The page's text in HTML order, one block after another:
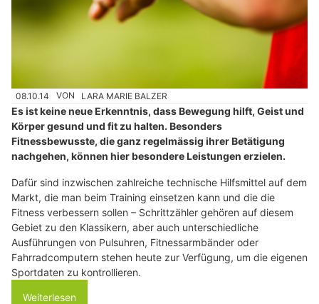
08.10.14 VON LARA MARIE BALZER
Es ist keine neue Erkenntnis, dass Bewegung hilft, Geist und
Körper gesund und fit zu halten. Besonders
Fitnessbewusste, die ganz regelmässig ihrer Betätigung
nachgehen, können hier besondere Leistungen erzielen.
Dafür sind inzwischen zahlreiche technische Hilfsmittel auf dem
Markt, die man beim Training einsetzen kann und die die
Fitness verbessern sollen – Schrittzähler gehören auf diesem
Gebiet zu den Klassikern, aber auch unterschiedliche
Ausführungen von Pulsuhren, Fitnessarmbänder oder
Fahrradcomputern stehen heute zur Verfügung, um die eigenen
Sportdaten zu kontrollieren.
Weiterlesen